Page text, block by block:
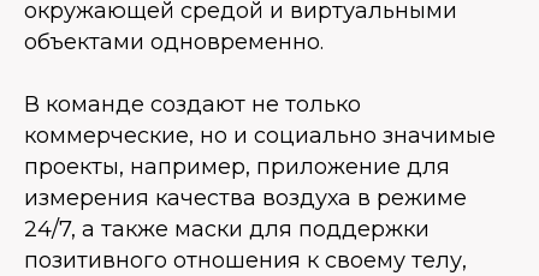
окружающей средой и виртуальными
объектами одновременно.
В команде создают не только
коммерческие, но и социально значимые
проекты, например, приложение для
измерения качества воздуха в режиме
24/7, а также маски для поддержки
позитивного отношения к своему телу,